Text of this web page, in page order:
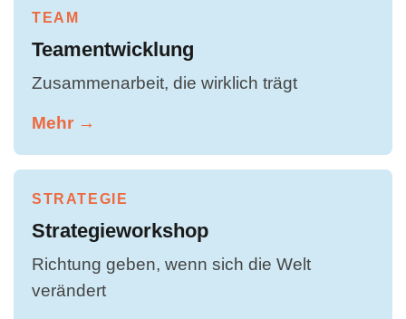
TEAM
Teamentwicklung
Zusammenarbeit, die wirklich trägt
Mehr →
STRATEGIE
Strategieworkshop
Richtung geben, wenn sich die Welt
verändert